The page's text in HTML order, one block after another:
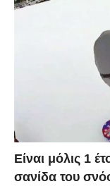
Είναι μόλις 1
σανίδα του